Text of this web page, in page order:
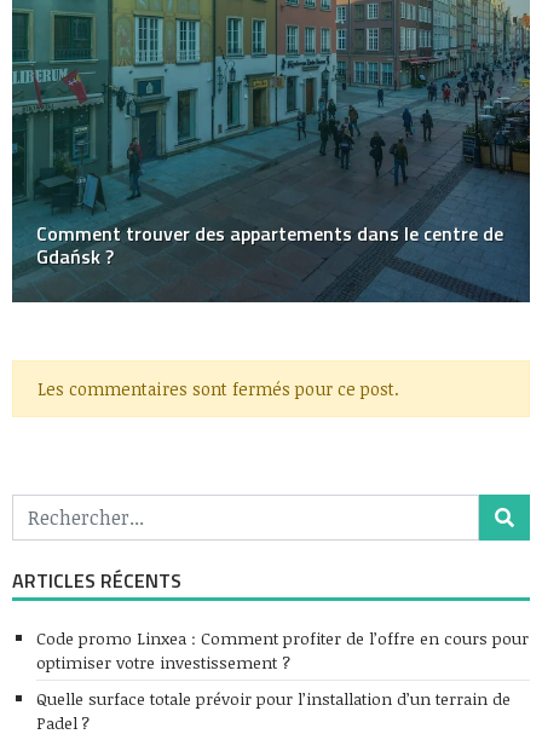
Comment trouver des appartements dans le centre de
Gdańsk ?
Les commentaires sont fermés pour ce post.
ARTICLES RÉCENTS
Code promo Linxea : Comment profiter de l’offre en cours pour
optimiser votre investissement ?
Quelle surface totale prévoir pour l’installation d’un terrain de
Padel ?